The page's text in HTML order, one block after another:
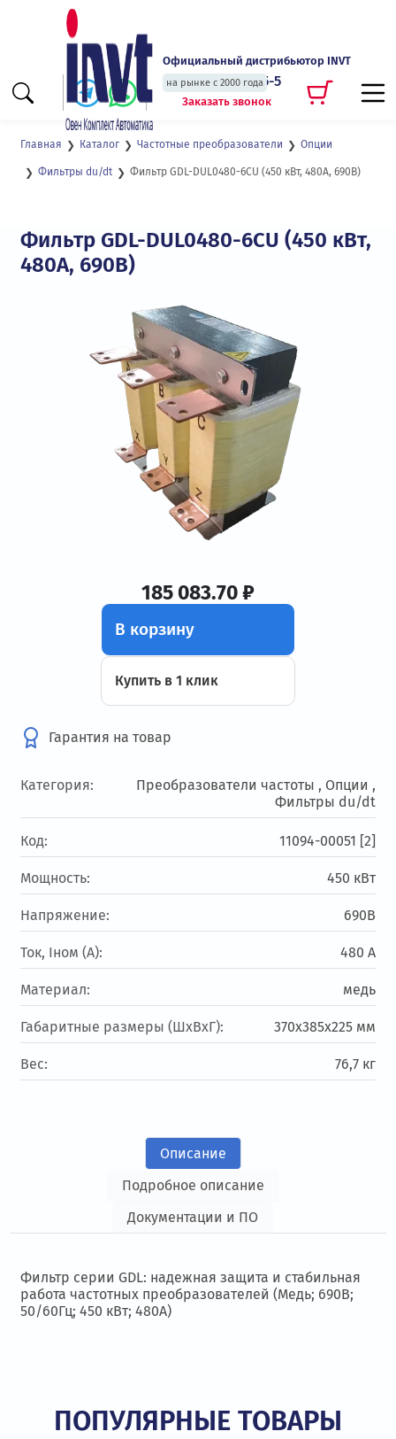
Официальный дистрибьютор INVT
на рынке с 2000 года
+7 (495) 135-135-5
Заказать звонок
Главная Каталог Частотные преобразователи Опции
Фильтры du/dt Фильтр GDL-DUL0480-6CU (450 кВт, 480А, 690В)
Фильтр GDL-DUL0480-6CU (450 кВт,
480А, 690В)
185 083.70 ₽
В корзину
Купить в 1 клик
Гарантия на товар
Категория: Преобразователи частоты , Опции ,
Фильтры du/dt
Код: 11094-00051 [2]
Мощность: 450 кВт
Напряжение: 690В
Ток, Iном (А): 480 А
Материал: медь
Габаритные размеры (ШхВхГ): 370х385х225 мм
Вес: 76,7 кг
Описание
Подробное описание
Документации и ПО
Фильтр серии GDL: надежная защита и стабильная
работа частотных преобразователей (Медь; 690В;
50/60Гц; 450 кВт; 480А)
ПОПУЛЯРНЫЕ ТОВАРЫ